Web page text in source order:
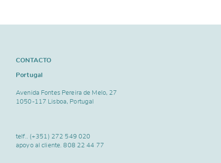
CONTACTO
Portugal
Avenida Fontes Pereira de Melo, 27
1050-117 Lisboa, Portugal
telf.. (+351) 272 549 020
apoyo al cliente.808 22 44 77